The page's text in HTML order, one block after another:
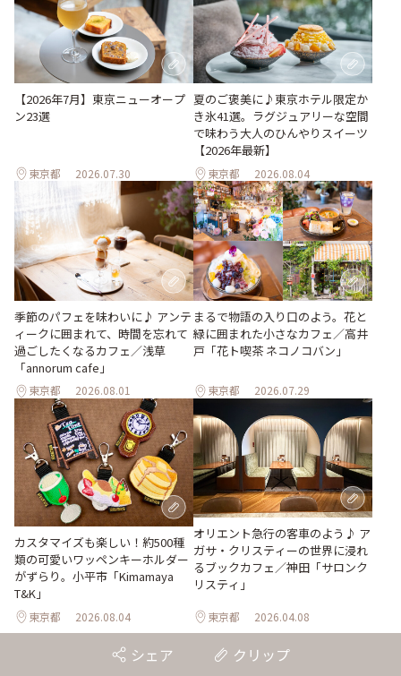
【2026年7月】東京ニューオープ
ン23選
東京都 2026.07.30
夏のご褒美に♪東京ホテル限定か
き氷41選。ラグジュアリーな空間
で味わう大人のひんやりスイーツ
【2026年最新】
東京都 2026.08.04
季節のパフェを味わいに♪ アンテ
ィークに囲まれて、時間を忘れて
過ごしたくなるカフェ／浅草
「annorum cafe」
東京都 2026.08.01
まるで物語の入り口のよう。花と
緑に囲まれた小さなカフェ／高井
戸「花ト喫茶 ネコノコバン」
東京都 2026.07.29
カスタマイズも楽しい！約500種
類の可愛いワッペンキーホルダー
がずらり。小平市「Kimamaya
T&K」
東京都 2026.08.04
オリエント急行の客車のよう♪ ア
ガサ・クリスティーの世界に浸れ
るブックカフェ／神田「サロンク
リスティ」
東京都 2026.04.08
もっとみる
シェア クリップ